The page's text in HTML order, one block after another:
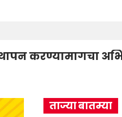
करण्यामागचा
ताज्या बातम्या